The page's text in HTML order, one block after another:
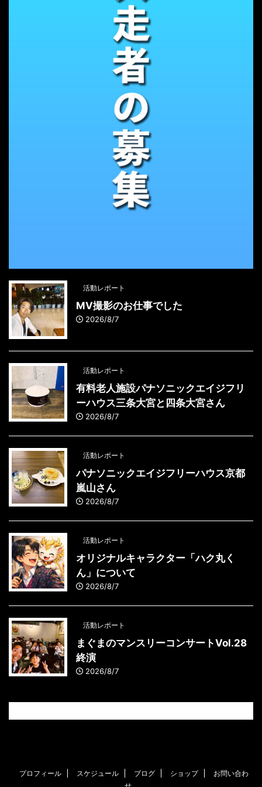
活動レポート
MV撮影のお仕事でした
2026/8/7
活動レポート
有料老人施設パナソニックエイジフリ
ーハウス三条大宮と四条大宮さん
2026/8/7
活動レポート
パナソニックエイジフリーハウス京都
嵐山さん
2026/8/7
活動レポート
オリジナルキャラクター「ハク丸く
ん」について
2026/8/7
活動レポート
まぐまのマンスリーコンサートVol.28
終演
2026/8/7
プロフィール スケジュール ブログ ショップ
お問い合わ